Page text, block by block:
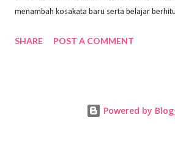
menambah kosakata baru serta belajar
kok untuk mengajar dengan metode yang
Alfabeta. ⁣⁣⁣⁣Ada pilihan online class maupun
SHARE POST A COMMENT
Powered by